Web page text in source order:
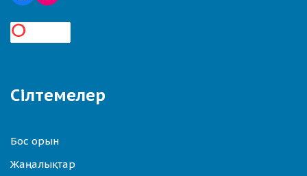
Сілтемелер
Бос орын
Жаңалықтар